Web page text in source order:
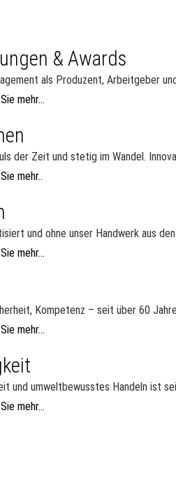
& Awards
als Produzent, Arbeitgeber
mehr...
der Zeit und stetig im Wandel.
mehr..
und ohne unser Handwerk aus
mehr...
Kompetenz – seit über 60
mehr...
und umweltbewusstes Handeln ist
mehr...